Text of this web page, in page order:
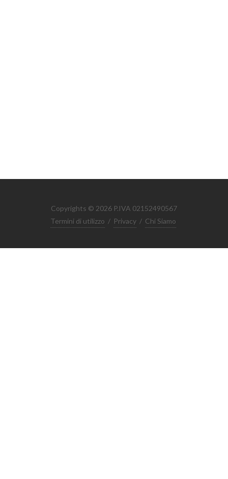
Copyrights © 2026 P.IVA 02152490567
Termini di utilizzo / Privacy / Chi Siamo